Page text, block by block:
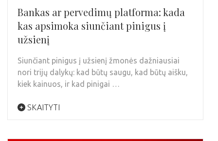
Bankas ar pervedimų platforma: kada
kas apsimoka siunčiant pinigus į
užsienį
Siunčiant pinigus į užsienį žmonės dažniausiai
nori trijų dalykų: kad būtų saugu, kad būtų aišku,
kiek kainuos, ir kad pinigai …
SKAITYTI